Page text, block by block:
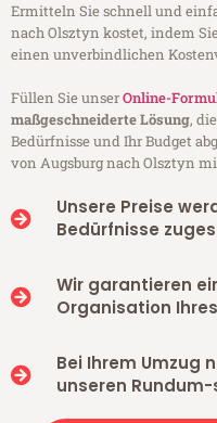
Ermitteln Sie schnell und
nach Olsztyn kostet, indem
einen unverbindlichen
Füllen Sie unserOnline-
maßgeschneiderte Lösung,
Bedürfnisse und Ihr Budget
von Augsburg nach Olsztyn
Unsere Preise
Bedürfnisse
Wir garantieren
Organisation
Bei Ihrem Umzug
unseren